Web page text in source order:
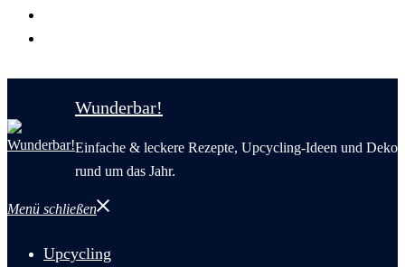
Wunderbar!
Einfache & leckere Rezepte, Upcycling-Ideen und Deko
rund um das Jahr.
Menü schließen
Upcycling